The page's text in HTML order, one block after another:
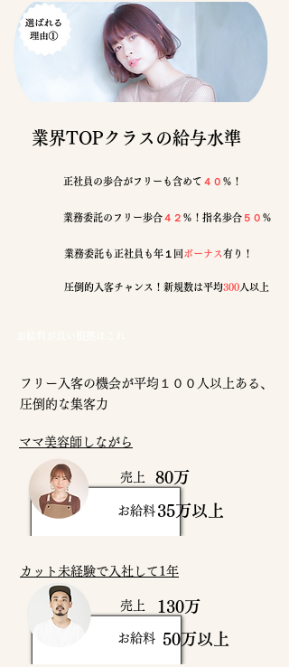
​業界TOPクラスの給与水準
正社員の歩合がフリーも含めて ４０ ％！
業務委託のフリー歩合４２ ％！指名歩合 ５０ ％
業務委託も正社員も年１回ボーナス有り！
圧倒的入客チャンス！新規数は平均300 人以上
フリー入客の機会が平均１００人以上ある、
圧倒的な集客力
ママ美容師しながら
売上
お給料
80万
35万以上
カット未経験で入社して1年
売上 130万
お給料 50万以上